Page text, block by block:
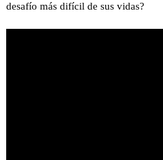
desafío más difícil de sus vidas?